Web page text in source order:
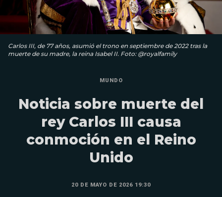
Carlos III, de 77 años, asumió el trono en septiembre de 2022 tras la
muerte de su madre, la reina Isabel II. Foto: @royalfamily
MUNDO
Noticia sobre muerte del
rey Carlos III causa
conmoción en el Reino
Unido
20 DE MAYO DE 2026 19:30